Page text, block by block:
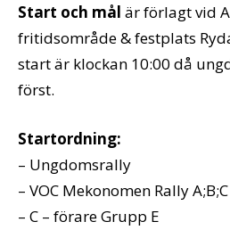
Start och mål är förlagt vid
fritidsområde & festplats
start är klockan 10:00 då
först.
Startordning:
– Ungdomsrally
– VOC Mekonomen Rally A;B;C
– C – förare Grupp E